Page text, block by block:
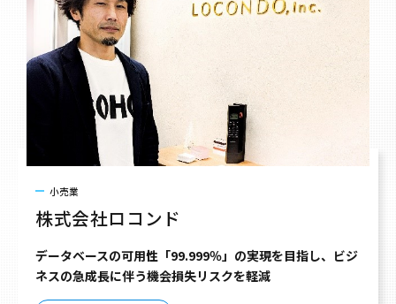
株式会社ロコンド
小売業
データベースの可用性「99.999％」の実現を目指し、ビジ
ネスの急成長に伴う機会損失リスクを軽減